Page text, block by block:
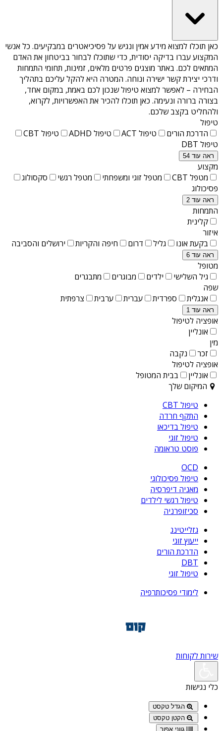
כאן תוכלו למצוא מידע אמין ונגיש על פסיכיאטרים במבקיעים. כל אנשי
המקצוע עברו בדיקה יסודית, כדי שתוכלו לבחור בביטחון את האדם
המתאים לכם. באתר מוצגים פרטים מלאים, זמינות, תחומי התמחות
ודרכי יצירת קשר ישירה ונוחה. המטרה היא להקל עליכם בתהליך
הבחירה – לאפשר למצוא טיפול שנכון לכם באמת, במקום אחד,
בצורה ברורה ונעימה. כאן תוכלו להכיר את האפשרויות, לקרוא,
ולהחליט בקצב שלכם.
טיפול
הדרכת הורים
טיפול ACT טיפול ADHD
טיפול CBT
טיפול DBT
ראה עוד 54
מקצוע
מטפל CBT
מטפל זוגי ומשפחתי מטפל רגשי
סקסולוג
פסיכולוג
ראה עוד 2
התמחות
קלינית
איזור
בקעת אונו
גליל דרום חיפה והקריות ירושלים והסביבה
ראה עוד 6
מטופל
גיל השלישי
ילדים מבוגרים
מתבגרים
שפה
אנגלית
ספרדית עברית ערבית צרפתית
ראה עוד 1
אופציה לטיפול
אונליין
מין
זכר
נקבה
אופציה לטיפול
אונליין
בבית המטופל
המיקום שלך
טיפול CBT
התקף חרדה
טיפול בדיכאו
טיפול זוגי
פוסט טראומה
OCD
טיפול פסיכולוגי
מאניה דיפרסיה
טיפול רגשי לילדים
סכיזופרניה
גזלייטינג
ייעוץ זוגי
הדרכת הורים
DBT
טיפול זוגי
לימודי פסיכותרפיה
שירות לקוחות
כלי נגישות
הגדל טקסט
הקטן טקסט
גווני אפור